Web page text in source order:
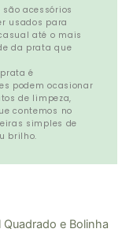
acessórios
usados para
até o mais
da prata que
é
podem ocasionar
de limpeza,
contemos no
simples de
brilho.